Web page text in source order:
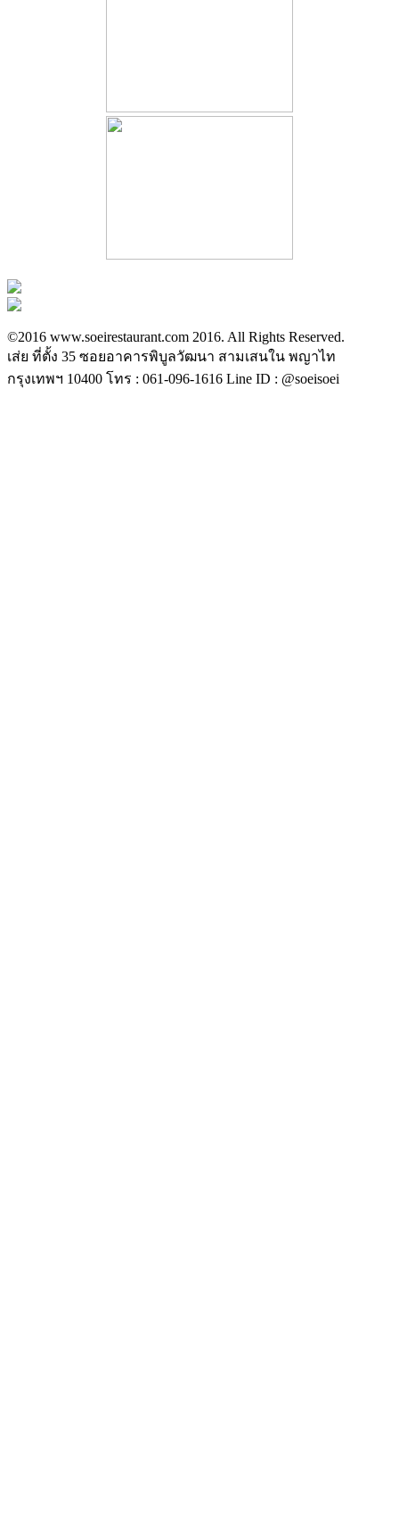
©2016 www.soeirestaurant.com 2016. All Rights Reserved.
เส่ย ที่ตั้ง 35 ซอยอาคารพิบูลวัฒนา สามเสนใน พญาไท
กรุงเทพฯ 10400 โทร : 061-096-1616 Line ID : @soeisoei